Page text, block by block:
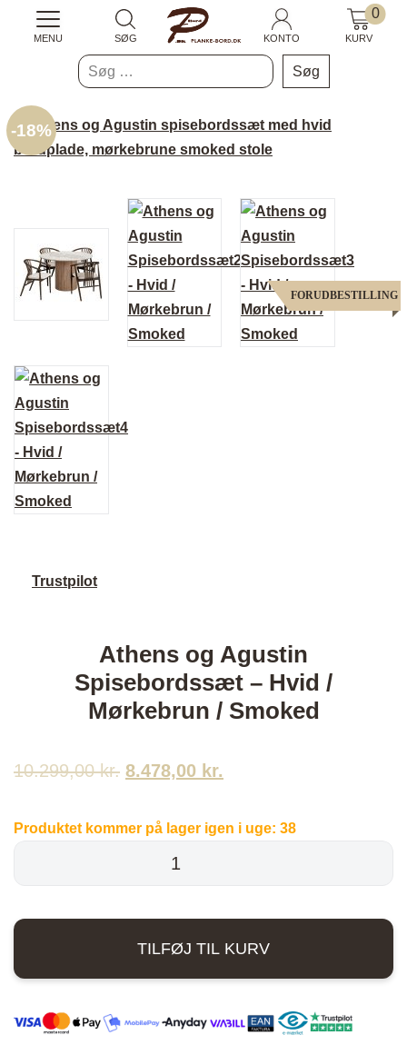
Søg
efter:
MENU SØG KONTO
0
KURV
Trustpilot
-18%
FORUDBESTILLING
Athens og Agustin
Spisebordssæt – Hvid /
Mørkebrun / Smoked
10.299,00kr. Den
10.299,00 kr..
8.478,00 kr.
8.478,00 kr..
Produktet kommer på lager igen i uge: 38
Spisebordssæt
Hvid
Mørkebrun
TILFØJ TIL KURV